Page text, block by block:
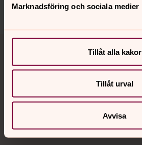
Marknadsföring och sociala medier
Tillåt alla kakor
Tillåt urval
Avvisa
Tillbaka till toppen
Tillbaka till innehållet
Kalender